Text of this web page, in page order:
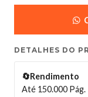
DETALHES DO
🔄Rendimento
Até 150.000 Pág.